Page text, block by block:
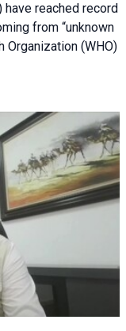
have reached record
from “unknown
Organization (WHO)